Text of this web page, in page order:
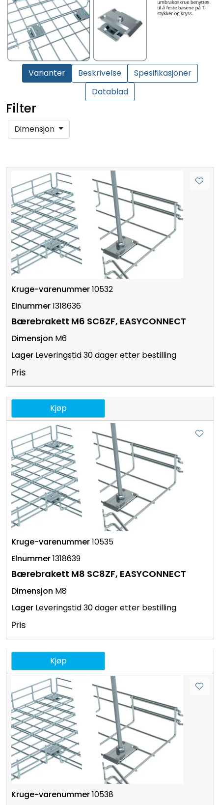
Varianter Beskrivelse
Spesifikasjoner
Datablad
Filter
Dimensjon
10532
1318636
Bærebrakett M6 SC6ZF, EASYCONNECT
M6
Leveringstid 30 dager etter bestilling
Pris
Kjøp
10535
1318639
Bærebrakett M8 SC8ZF, EASYCONNECT
M8
Leveringstid 30 dager etter bestilling
Pris
Kjøp
10538